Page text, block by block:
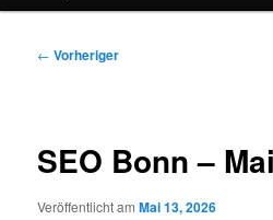
Beitragsnavigation
← Vorheriger
SEO Bonn –
Veröffentlicht amMai 13, 2026